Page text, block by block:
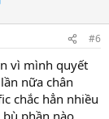
#6
vì mình quyết
nữa chân
chắc hẳn nhiều
phần nào